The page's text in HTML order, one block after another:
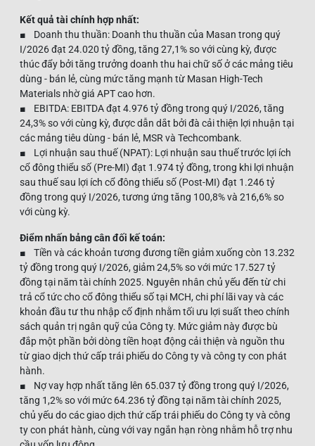
Kết quả tài chính hợp nhất:
■ Doanh thu thuần: Doanh thu thuần của Masan trong quý
I/2026 đạt 24.020 tỷ đồng, tăng 27,1% so với cùng kỳ, được
thúc đẩy bởi tăng trưởng doanh thu hai chữ số ở các mảng tiêu
dùng - bán lẻ, cùng mức tăng mạnh từ Masan High-Tech
Materials nhờ giá APT cao hơn.
■ EBITDA: EBITDA đạt 4.976 tỷ đồng trong quý I/2026, tăng
24,3% so với cùng kỳ, được dẫn dắt bởi đà cải thiện lợi nhuận tại
các mảng tiêu dùng - bán lẻ, MSR và Techcombank.
■ Lợi nhuận sau thuế (NPAT): Lợi nhuận sau thuế trước lợi ích
cổ đông thiểu số (Pre-MI) đạt 1.974 tỷ đồng, trong khi lợi nhuận
sau thuế sau lợi ích cổ đông thiểu số (Post-MI) đạt 1.246 tỷ
đồng trong quý I/2026, tương ứng tăng 100,8% và 216,6% so
với cùng kỳ.
Điểm nhấn bảng cân đối kế toán:
■ Tiền và các khoản tương đương tiền giảm xuống còn 13.232
tỷ đồng trong quý I/2026, giảm 24,5% so với mức 17.527 tỷ
đồng tại năm tài chính 2025. Nguyên nhân chủ yếu đến từ chi
trả cổ tức cho cổ đông thiểu số tại MCH, chi phí lãi vay và các
khoản đầu tư thu nhập cố định nhằm tối ưu lợi suất theo chính
sách quản trị ngân quỹ của Công ty. Mức giảm này được bù
đắp một phần bởi dòng tiền hoạt động cải thiện và nguồn thu
từ giao dịch thứ cấp trái phiếu do Công ty và công ty con phát
hành.
■ Nợ vay hợp nhất tăng lên 65.037 tỷ đồng trong quý I/2026,
tăng 1,2% so với mức 64.236 tỷ đồng tại năm tài chính 2025,
chủ yếu do các giao dịch thứ cấp trái phiếu do Công ty và công
ty con phát hành, cùng với vay ngắn hạn ròng nhằm hỗ trợ nhu